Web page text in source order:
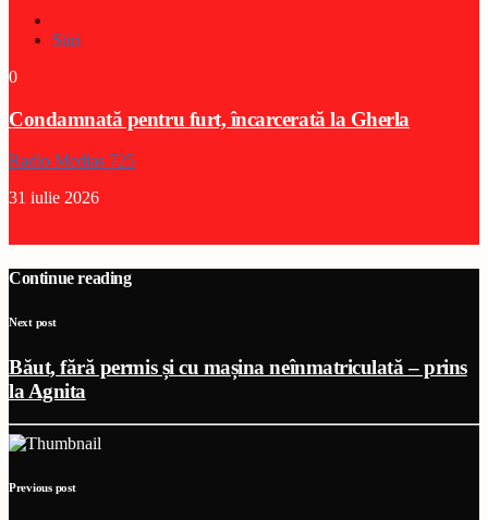
Stiri
0
Condamnată pentru furt, încarcerată la Gherla
Radio Medias 725
31 iulie 2026
Continue reading
Next post
Băut, fără permis și cu mașina neînmatriculată – prins
la Agnita
Previous post